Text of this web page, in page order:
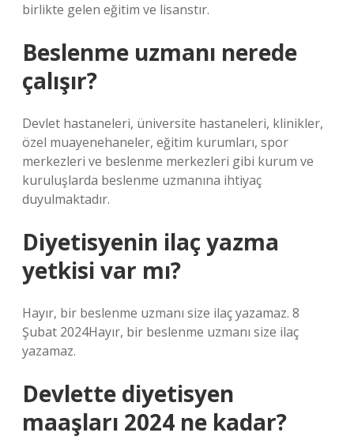
birlikte gelen eğitim ve lisanstır.
Beslenme uzmanı nerede
çalışır?
Devlet hastaneleri, üniversite hastaneleri, klinikler,
özel muayenehaneler, eğitim kurumları, spor
merkezleri ve beslenme merkezleri gibi kurum ve
kuruluşlarda beslenme uzmanına ihtiyaç
duyulmaktadır.
Diyetisyenin ilaç yazma
yetkisi var mı?
Hayır, bir beslenme uzmanı size ilaç yazamaz. 8
Şubat 2024Hayır, bir beslenme uzmanı size ilaç
yazamaz.
Devlette diyetisyen
maaşları 2024 ne kadar?